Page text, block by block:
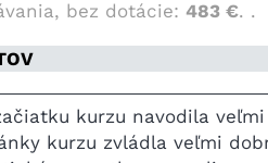
bez dotácie: 483 €. .
kurzu navodila
kurzu zvládla veľmi